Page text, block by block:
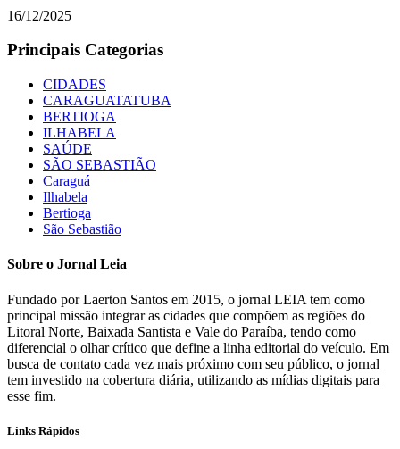
16/12/2025
Principais Categorias
CIDADES
CARAGUATATUBA
BERTIOGA
ILHABELA
SAÚDE
SÃO SEBASTIÃO
Caraguá
Ilhabela
Bertioga
São Sebastião
Sobre o Jornal Leia
Fundado por Laerton Santos em 2015, o jornal LEIA tem como
principal missão integrar as cidades que compõem as regiões do
Litoral Norte, Baixada Santista e Vale do Paraíba, tendo como
diferencial o olhar crítico que define a linha editorial do veículo. Em
busca de contato cada vez mais próximo com seu público, o jornal
tem investido na cobertura diária, utilizando as mídias digitais para
esse fim.
Links Rápidos